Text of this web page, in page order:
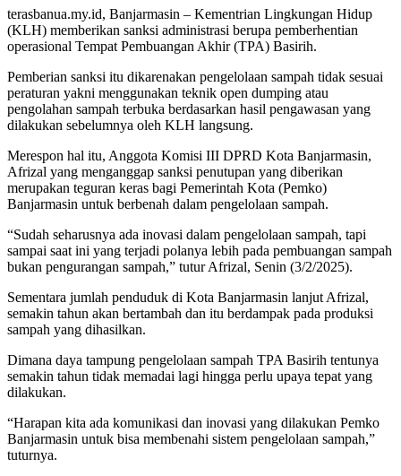
terasbanua.my.id, Banjarmasin – Kementrian Lingkungan Hidup
(KLH) memberikan sanksi administrasi berupa pemberhentian
operasional Tempat Pembuangan Akhir (TPA) Basirih.
Pemberian sanksi itu dikarenakan pengelolaan sampah tidak sesuai
peraturan yakni menggunakan teknik open dumping atau
pengolahan sampah terbuka berdasarkan hasil pengawasan yang
dilakukan sebelumnya oleh KLH langsung.
Merespon hal itu, Anggota Komisi III DPRD Kota Banjarmasin,
Afrizal yang menganggap sanksi penutupan yang diberikan
merupakan teguran keras bagi Pemerintah Kota (Pemko)
Banjarmasin untuk berbenah dalam pengelolaan sampah.
“Sudah seharusnya ada inovasi dalam pengelolaan sampah, tapi
sampai saat ini yang terjadi polanya lebih pada pembuangan sampah
bukan pengurangan sampah,” tutur Afrizal, Senin (3/2/2025).
Sementara jumlah penduduk di Kota Banjarmasin lanjut Afrizal,
semakin tahun akan bertambah dan itu berdampak pada produksi
sampah yang dihasilkan.
Dimana daya tampung pengelolaan sampah TPA Basirih tentunya
semakin tahun tidak memadai lagi hingga perlu upaya tepat yang
dilakukan.
“Harapan kita ada komunikasi dan inovasi yang dilakukan Pemko
Banjarmasin untuk bisa membenahi sistem pengelolaan sampah,”
tuturnya.